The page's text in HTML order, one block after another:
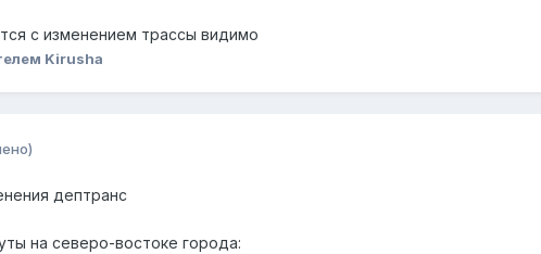
с изменением трассы видимо
Kirusha
дептранс
на северо-востоке города: